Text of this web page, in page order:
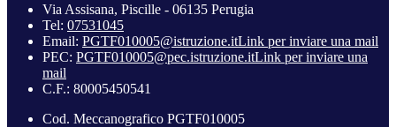
Via Assisana, Piscille - 06135 Perugia
Tel: 07531045
Email: PGTF010005@istruzione.itLink per inviare una mail
PEC: PGTF010005@pec.istruzione.itLink per inviare una
mail
C.F.: 80005450541
Cod. Meccanografico PGTF010005